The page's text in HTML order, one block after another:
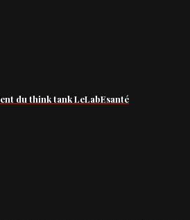
du think tank LeLabEsanté